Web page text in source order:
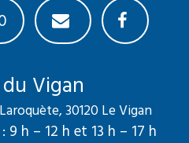
Vigan
30120 Le Vigan
9 h – 12 h et 13 h – 17 h